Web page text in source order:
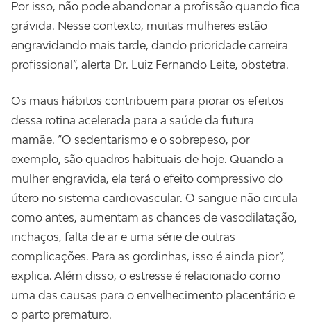
Por isso, não pode abandonar a profissão quando fica
grávida. Nesse contexto, muitas mulheres estão
engravidando mais tarde, dando prioridade carreira
profissional”, alerta Dr. Luiz Fernando Leite, obstetra.
Os maus hábitos contribuem para piorar os efeitos
dessa rotina acelerada para a saúde da futura
mamãe. “O sedentarismo e o sobrepeso, por
exemplo, são quadros habituais de hoje. Quando a
mulher engravida, ela terá o efeito compressivo do
útero no sistema cardiovascular. O sangue não circula
como antes, aumentam as chances de vasodilatação,
inchaços, falta de ar e uma série de outras
complicações. Para as gordinhas, isso é ainda pior”,
explica. Além disso, o estresse é relacionado como
uma das causas para o envelhecimento placentário e
o parto prematuro.